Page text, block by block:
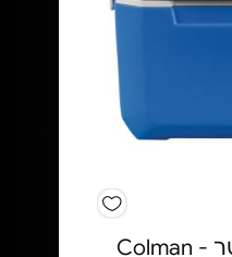
צידנית 15 ליטר - Colman